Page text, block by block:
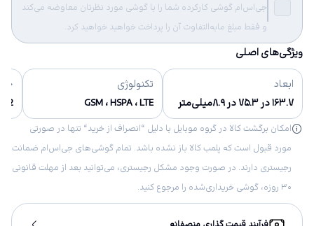
جی‌اس‌ام گوشی کارکرده شما را با گوشی مورد نظرتان معاوضه می‌کند
و فقط مبلغ مابه‌التفاوت آن را پرداخت خواهید خواهید کرد.
ویژگی‌های اصلی
ابعاد
۱۶۳.۷ در ۷۵.۳ در ۸.۹میلی‌متر
تکنولوژی
GSM ، HSPA ، LTE
32 گیگابایت, 64 گیگابایت, 128 گیگابایت
امکان برگشت کالا در گروه موبایل با دلیل “انصراف از خرید“ تنها در صورتی
مورد قبول است که پلمب کالا باز نشده باشد. تمام گوشی‌های جی‌اس‌ام ضمانت
رجیستری دارند. در صورت وجود مشکل رجیستری، می‌توانید بعد از مهلت قانونی
۳۰ روزه، گوشی خریداری‌شده را مرجوع کنید.